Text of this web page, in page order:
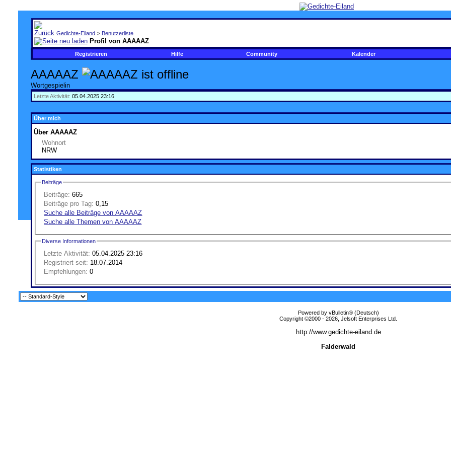
Gedichte-Eiland > Benutzerliste
Profil von AAAAAZ
Registrieren Hilfe Community Kalender
AAAAAZ
Wortgespielin
Letzte Aktivität: 05.04.202523:16
Über mich
Über AAAAAZ
Wohnort
NRW
Statistiken
Beiträge
Beiträge: 665
Beiträge pro Tag: 0,15
Suche alle Beiträge von AAAAAZ
Suche alle Themen von AAAAAZ
Diverse Informationen
Letzte Aktivität: 05.04.2025 23:16
Registriert seit: 18.07.2014
Empfehlungen: 0
Powered by vBulletin® (Deutsch)
Copyright ©2000 - 2026, Jelsoft Enterprises Ltd.
http://www.gedichte-eiland.de
Falderwald